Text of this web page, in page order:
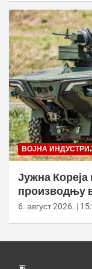
ВОЈНА
Јужна Кореја
производњу
6. август 2026. |